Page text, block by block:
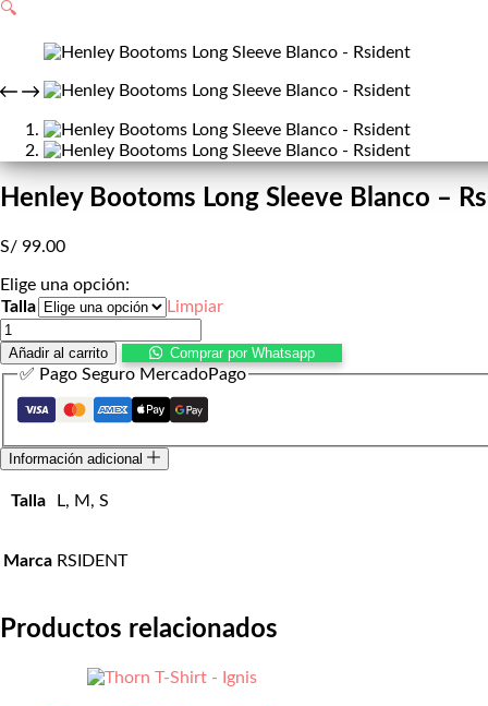
🔍
Henley Bootoms Long Sleeve Blanco –
S/ 99.00
Elige una opción:
Talla
Limpiar
Henley
Bootoms
Long
Blanco
Rsident
cantidad
Añadir al carrito Comprar por Whatsapp
✅ Pago Seguro MercadoPago
Información adicional
Talla L, M, S
Marca RSIDENT
Productos relacionados